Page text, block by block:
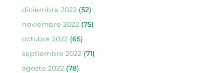
diciembre 2022(52)
noviembre 2022(75)
octubre 2022(65)
septiembre 2022(71)
agosto 2022(78)